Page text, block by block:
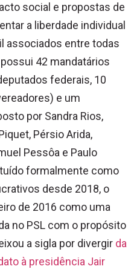
social e propostas de
a liberdade individual
associados entre todas
42 mandatários
federais, 10
e um
por Sandra Rios,
Pérsio Arida,
Pessôa e Paulo
formalmente como
desde 2018, o
de 2016 como uma
no PSL com o propósito
a sigla por divergir da
à presidência Jair